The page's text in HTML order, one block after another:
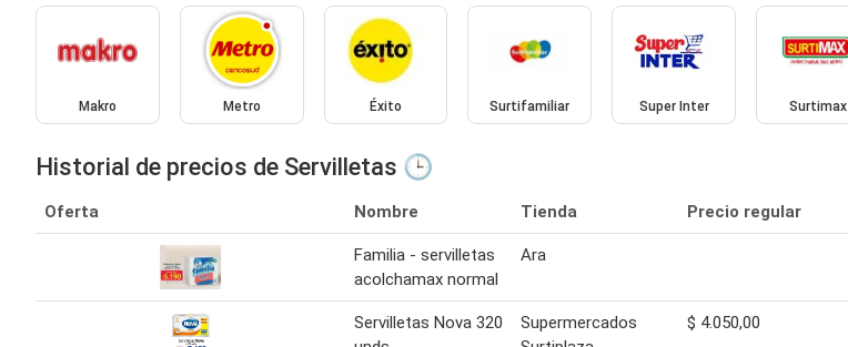
Makro Metro Éxito Surtifamiliar Super Inter Surtimax
Historial de precios de Servilletas 🕒
Oferta Nombre Tienda Precio regular
Familia - servilletas
acolchamax normal
Ara
Servilletas Nova 320
Supermercados
$ 4.050,00